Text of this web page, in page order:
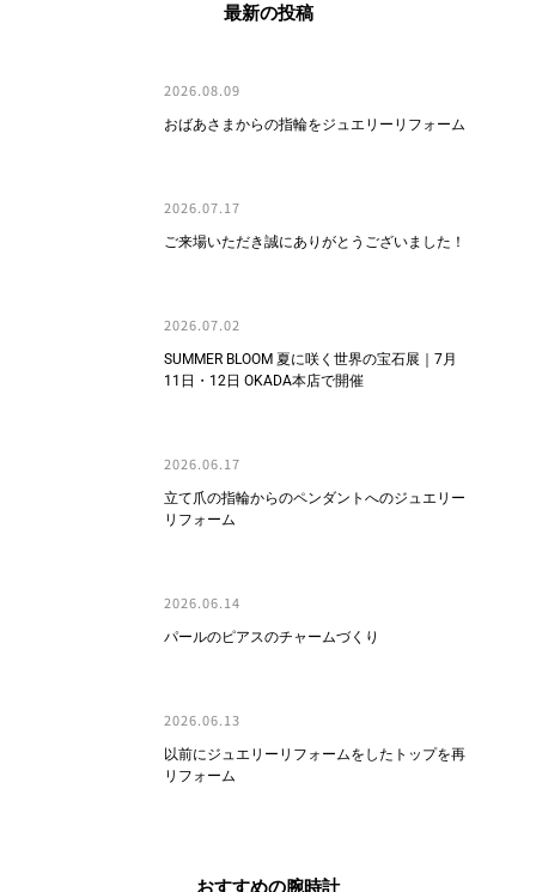
最新の投稿
2026.08.09
おばあさまからの指輪をジュエリーリフォーム
2026.07.17
ご来場いただき誠にありがとうございました！
2026.07.02
SUMMER BLOOM 夏に咲く世界の宝石展｜7月
11日・12日 OKADA本店で開催
2026.06.17
立て爪の指輪からのペンダントへのジュエリー
リフォーム
2026.06.14
パールのピアスのチャームづくり
2026.06.13
以前にジュエリーリフォームをしたトップを再
リフォーム
おすすめの腕時計